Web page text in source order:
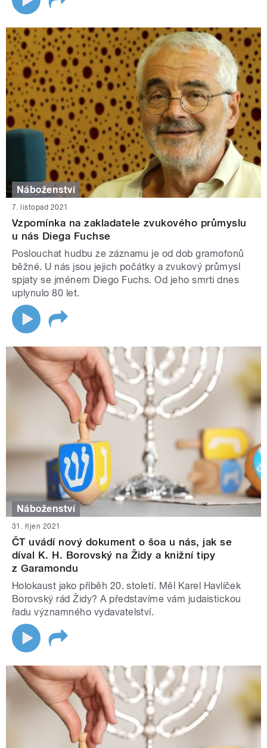
Náboženství
7. listopad 2021
Vzpomínka na zakladatele zvukového průmyslu
u nás Diega Fuchse
Poslouchat hudbu ze záznamu je od dob gramofonů
běžné. U nás jsou jejich počátky a zvukový průmysl
spjaty se jménem Diego Fuchs. Od jeho smrti dnes
uplynulo 80 let.
Náboženství
31. říjen 2021
ČT uvádí nový dokument o šoa u nás, jak se
díval K. H. Borovský na Židy a knižní tipy
z Garamondu
Holokaust jako příběh 20. století. Měl Karel Havlíček
Borovský rád Židy? A představíme vám judaistickou
řadu významného vydavatelství.